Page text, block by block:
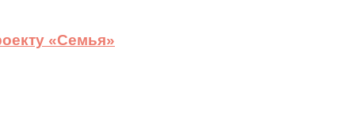
«Семья»